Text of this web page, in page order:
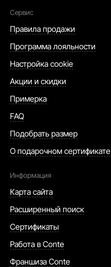
Сервис
Правила продажи
Программа лояльности
Настройка cookie
Акции и скидки
Примерка
FAQ
Подобрать размер
О подарочном сертификате
Информация
Карта сайта
Расширенный поиск
Сертификаты
Работа в Conte
Франшиза Conte